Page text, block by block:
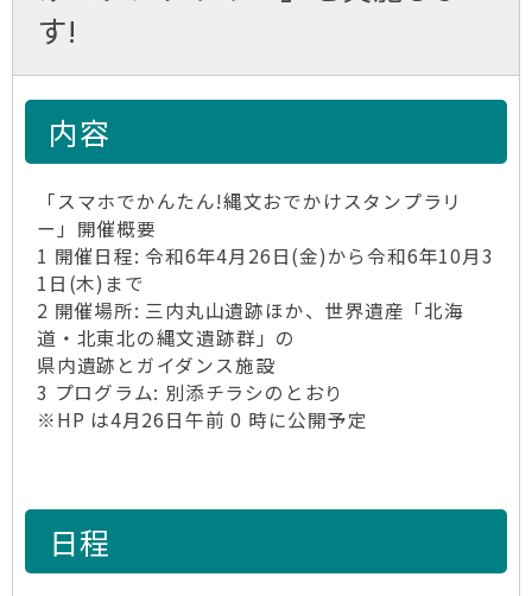
す!
内容
「スマホでかんたん!縄文おでかけスタンプラリ
ー」開催概要
1 開催日程: 令和6年4月26日(金)から令和6年10月3
1日(木)まで
2 開催場所: 三内丸山遺跡ほか、世界遺産「北海
道・北東北の縄文遺跡群」の
県内遺跡とガイダンス施設
3 プログラム: 別添チラシのとおり
※HP は4月26日午前 0 時に公開予定
日程